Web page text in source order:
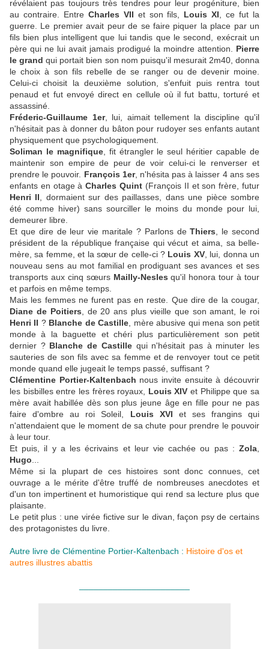
révélaient pas toujours très tendres pour leur progéniture, bien
au contraire. Entre Charles VII et son fils, Louis XI , ce fut la
guerre. Le premier avait peur de se faire piquer la place par un
fils bien plus intelligent que lui tandis que le second, exécrait un
père qui ne lui avait jamais prodigué la moindre attention. Pierre
le grand qui portait bien son nom puisqu'il mesurait 2m40, donna
le choix à son fils rebelle de se ranger ou de devenir moine.
Celui-ci choisit la deuxième solution, s'enfuit puis rentra tout
penaud et fut envoyé direct en cellule où il fut battu, torturé et
assassiné.
Fréderic-Guillaume 1er, lui, aimait tellement la discipline qu'il
n'hésitait pas à donner du bâton pour rudoyer ses enfants autant
physiquement que psychologiquement.
Soliman le magnifique, fit étrangler le seul héritier capable de
maintenir son empire de peur de voir celui-ci le renverser et
prendre le pouvoir. François 1er, n'hésita pas à laisser 4 ans ses
enfants en otage àCharles Quint (François II et son frère, futur
Henri II , dormaient sur des paillasses, dans une pièce sombre
été comme hiver) sans sourciller le moins du monde pour lui,
demeurer libre.
Et que dire de leur vie maritale ? Parlons deThiers , le second
président de la république française qui vécut et aima, sa belle-
mère, sa femme, et la sœur de celle-ci ? Louis XV, lui, donna un
nouveau sens au mot familial en prodiguant ses avances et ses
transports aux cinq sœurs Mailly-Nesles qu'il honora tour à tour
et parfois en même temps.
Mais les femmes ne furent pas en reste. Que dire de la cougar,
Diane de Poitiers , de 20 ans plus vieille que son amant, le roi
Henri II ? Blanche de Castille , mère abusive qui mena son petit
monde à la baguette et chéri plus particulièrement son petit
dernier ? Blanche de Castille qui n'hésitait pas à minuter les
sauteries de son fils avec sa femme et de renvoyer tout ce petit
monde quand elle jugeait le temps passé, suffisant ?
Clémentine Portier-Kaltenbach nous invite ensuite à découvrir
les bisbilles entre les frères royaux, Louis XIV et Philippe que sa
mère avait habillée dès son plus jeune âge en fille pour ne pas
faire d'ombre au roi Soleil, Louis XVI et ses frangins qui
n'attendaient que le moment de sa chute pour prendre le pouvoir
à leur tour.
Et puis, il y a les écrivains et leur vie cachée ou pas : Zola
Hugo
Même si la plupart de ces histoires sont donc connues, cet
ouvrage a le mérite d'être truffé de nombreuses anecdotes et
d'un ton impertinent et humoristique qui rend sa lecture plus que
plaisante.
Le petit plus : une virée fictive sur le divan, façon psy de certains
des protagonistes du livre.
Autre livre de Clémentine Portier-Kaltenbach : Histoire d'os et
autres illustres abattis